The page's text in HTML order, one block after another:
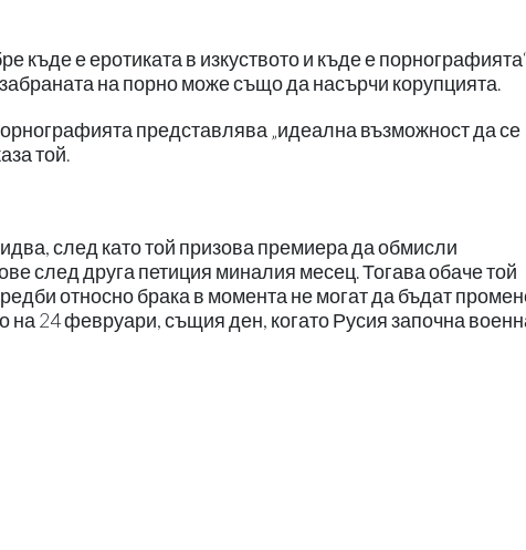
къде е еротиката в изкуството и къде е
на порно може също да насърчи корупцията.
представлява „идеална възможност да се
той.
след като той призова премиера да обмисли
след друга петиция миналия месец. Тогава обаче той
относно брака в момента не могат да бъдат
24 февруари, същия ден, когато Русия започна